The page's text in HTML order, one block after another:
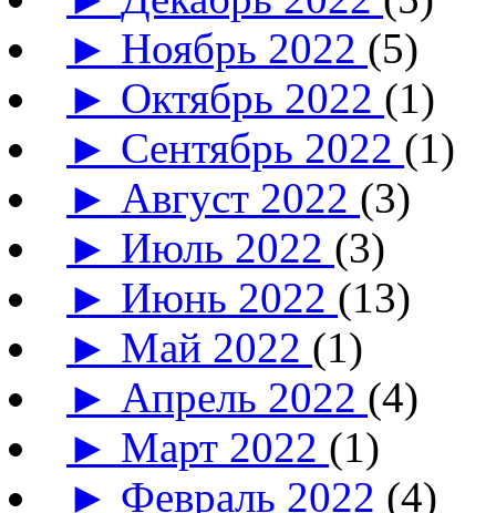
► Ноябрь 2022 (5)
► Октябрь 2022 (1)
► Сентябрь 2022 (1)
► Август 2022 (3)
► Июль 2022 (3)
► Июнь 2022 (13)
► Май 2022 (1)
► Апрель 2022 (4)
► Март 2022 (1)
► Февраль 2022 (4)